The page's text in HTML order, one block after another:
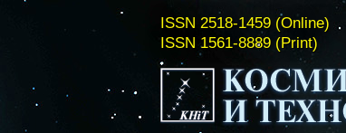
ISSN 2518-1459 (Online)
ISSN 1561-8889 (Print)